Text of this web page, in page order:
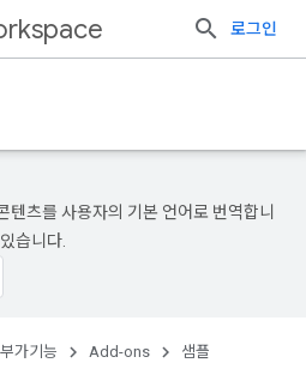
로그인
츠를 사용자의 기본 언어로 번역합니
습니다.
부가기능 Add-ons 샘플